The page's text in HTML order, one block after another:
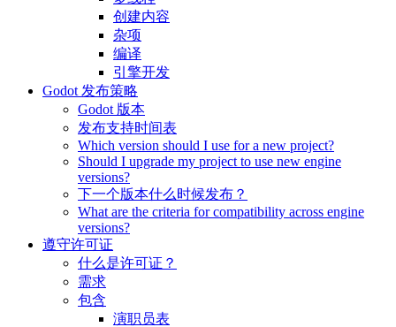
创建内容
杂项
编译
引擎开发
Godot 发布策略
Godot 版本
发布支持时间表
Which version should I use for a new project?
Should I upgrade my project to use new engine
versions?
下一个版本什么时候发布？
What are the criteria for compatibility across engine
versions?
遵守许可证
什么是许可证？
需求
包含
演职员表